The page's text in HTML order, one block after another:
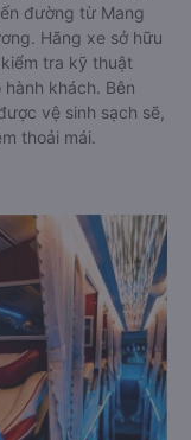
đường từ Mang
Hãng xe sở hữu
tra kỹ thuật
khách. Bên
vệ sinh sạch sẽ,
thoải mái.